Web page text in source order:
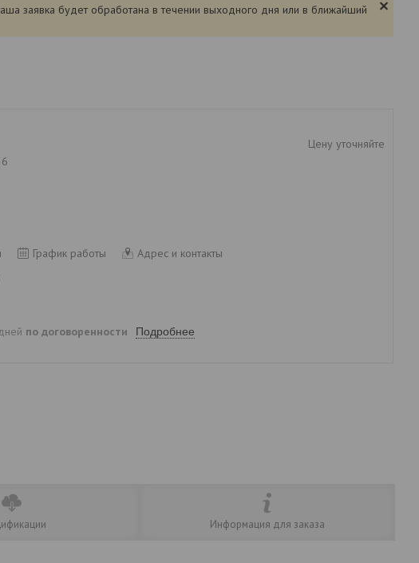
заявка будет обработана в течении выходного дня или в ближайший
Цену уточняйте
График работы
Адрес и контакты
по договоренности Подробнее
Информация для заказа